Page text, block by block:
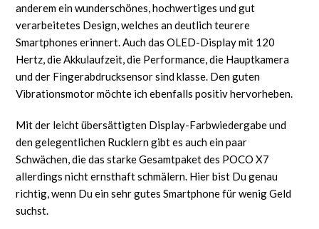
anderem ein wunderschönes, hochwertiges und gut
verarbeitetes Design, welches an deutlich teurere
Smartphones erinnert. Auch das OLED-Display mit 120
Hertz, die Akkulaufzeit, die Performance, die Hauptkamera
und der Fingerabdrucksensor sind klasse. Den guten
Vibrationsmotor möchte ich ebenfalls positiv hervorheben.
Mit der leicht übersättigten Display-Farbwiedergabe und
den gelegentlichen Rucklern gibt es auch ein paar
Schwächen, die das starke Gesamtpaket des POCO X7
allerdings nicht ernsthaft schmälern. Hier bist Du genau
richtig, wenn Du ein sehr gutes Smartphone für wenig Geld
suchst.